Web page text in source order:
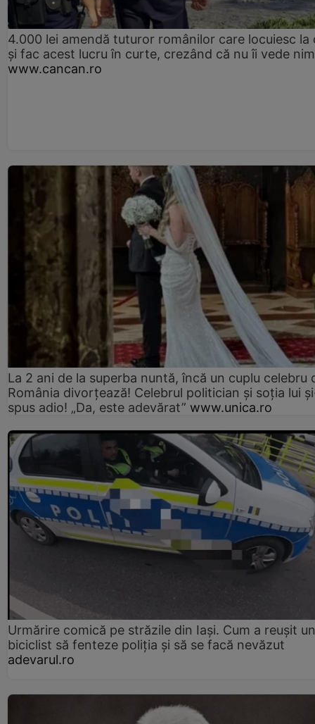
4.000 lei amendă tuturor românilor care locuiesc la
și fac acest lucru în curte, crezând că nu îi vede
www.cancan.ro
La 2 ani de la superba nuntă, încă un cuplu celebru
România divorțează! Celebrul politician și soția lui
spus adio! „Da, este adevărat” www.unica.ro
Urmărire comică pe străzile din Iași. Cum a reușit un
biciclist să fenteze poliția și să se facă nevăzut
adevarul.ro